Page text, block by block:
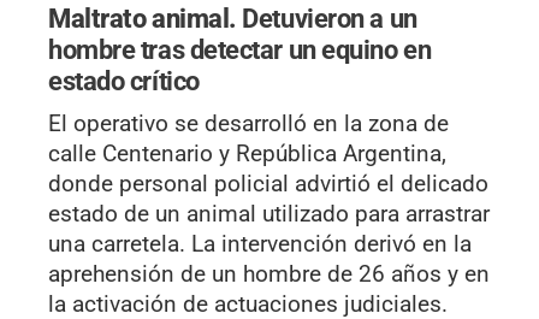
Maltrato animal. Detuvieron a un
hombre tras detectar un equino en
estado crítico
El operativo se desarrolló en la zona de
calle Centenario y República Argentina,
donde personal policial advirtió el delicado
estado de un animal utilizado para arrastrar
una carretela. La intervención derivó en la
aprehensión de un hombre de 26 años y en
la activación de actuaciones judiciales.